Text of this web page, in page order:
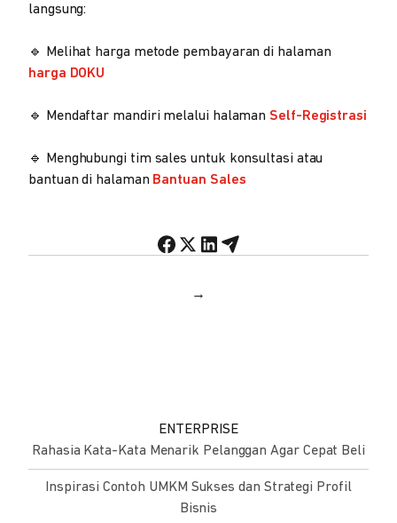
langsung:
🔹 Melihat harga metode pembayaran di halaman
harga DOKU
🔹 Mendaftar mandiri melalui halaman Self-Registrasi
🔹 Menghubungi tim sales untuk konsultasi atau
bantuan di halaman Bantuan Sales
→
ENTERPRISE
Rahasia Kata-Kata Menarik Pelanggan Agar Cepat Beli
Inspirasi Contoh UMKM Sukses dan Strategi Profil
Bisnis